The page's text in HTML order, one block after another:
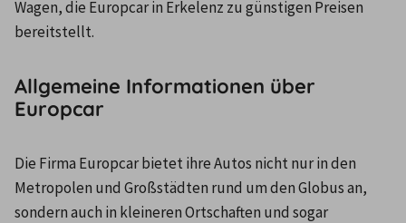
Wagen, die Europcar in Erkelenz zu günstigen Preisen
bereitstellt.
Allgemeine Informationen über
Europcar
Die Firma Europcar bietet ihre Autos nicht nur in den
Metropolen und Großstädten rund um den Globus an,
sondern auch in kleineren Ortschaften und sogar